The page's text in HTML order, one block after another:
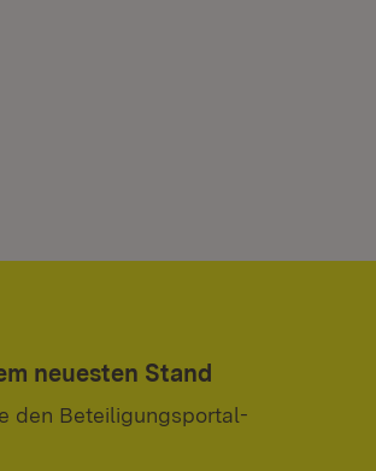
neuesten Stand
den Beteiligungsportal-